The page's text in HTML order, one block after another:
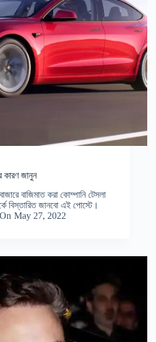
কারণ জানুন
বাজিমাত করা কোম্পানি টেসলা
বিস্তারিত জানবো এই পোস্টে।
On May 27, 2022